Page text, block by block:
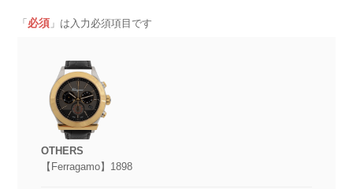
「 必須 」は入力必須項目です
OTHERS
【Ferragamo】1898